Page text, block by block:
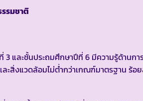
รมชาติ
3 และชั้นประถมศึกษาปีที่ 6 มีความรู้ด้านกา
ะสิ่งแวดล้อมไม่ต่ำกว่าเกณฑ์มาตรฐาน ร้อย